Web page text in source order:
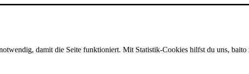
damit die Seite funktioniert. Mit Statistik-Cookies hilfst du uns, baito